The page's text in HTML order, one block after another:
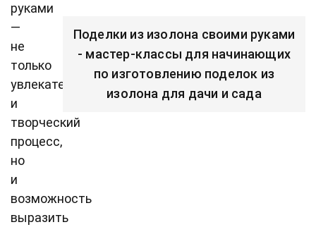
руками
—
не
только
увлекательный
и
творческий
процесс,
но
и
возможность
выразить
Поделки из изолона своими руками
- мастер-классы для начинающих
по изготовлению поделок из
изолона для дачи и сада